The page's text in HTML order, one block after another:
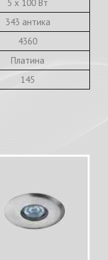
5 х 100 Вт
343 антика
4360
Платина
145